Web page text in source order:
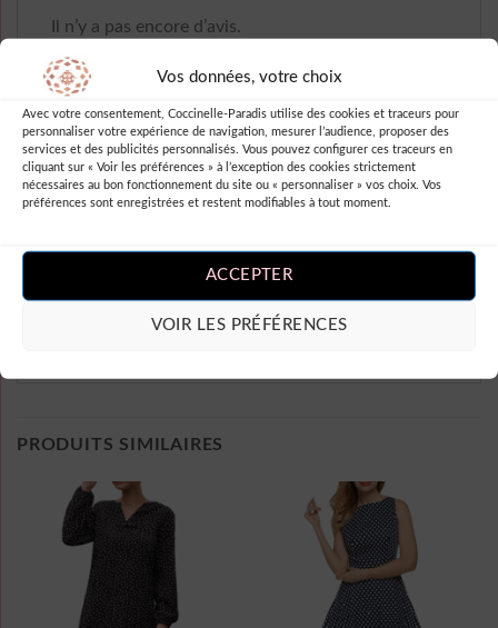
Vos données, votre choix
Avec votre consentement, Coccinelle-Paradis utilise des cookies et traceurs pour
personnaliser votre expérience de navigation, mesurer l’audience, proposer des
services et des publicités personnalisés. Vous pouvez configurer ces traceurs en
cliquant sur « Voir les préférences » à l’exception des cookies strictement
nécessaires au bon fonctionnement du site ou « personnaliser » vos choix. Vos
préférences sont enregistrées et restent modifiables à tout moment.
ACCEPTER
VOIR LES PRÉFÉRENCES
Il n’y a pas encore d’avis.
Soyez le premier à laisser votre avis sur
“Robe D Ete A Pois Longue Femme”
Vous devez êtreconnectépour publier
PRODUITS SIMILAIRES